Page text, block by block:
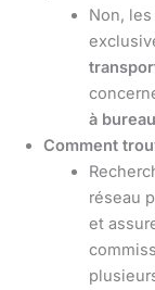
Non,
à bureau
Comment
réseau
et